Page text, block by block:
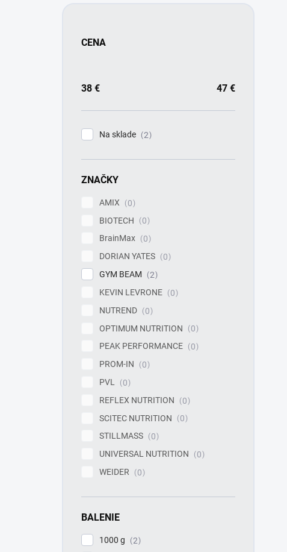
CENA
38 € 47 €
Na sklade 2
ZNAČKY
AMIX
0
BIOTECH
0
BrainMax
0
DORIAN YATES
0
GYM BEAM
2
KEVIN LEVRONE
0
NUTREND
0
OPTIMUM NUTRITION
0
PEAK PERFORMANCE
0
PROM-IN
0
PVL
0
REFLEX NUTRITION
0
SCITEC NUTRITION
0
STILLMASS
0
UNIVERSAL NUTRITION
0
WEIDER
0
BALENIE
1000 g
2